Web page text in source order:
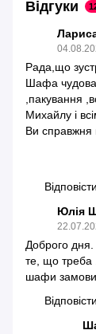
Відгуки
Рада,що
Шафа чудова,
,пакування
Михайлу і
Ви справжня
Відповісти
Юлія
Доброго
те, що треба
шафи
Відповісти